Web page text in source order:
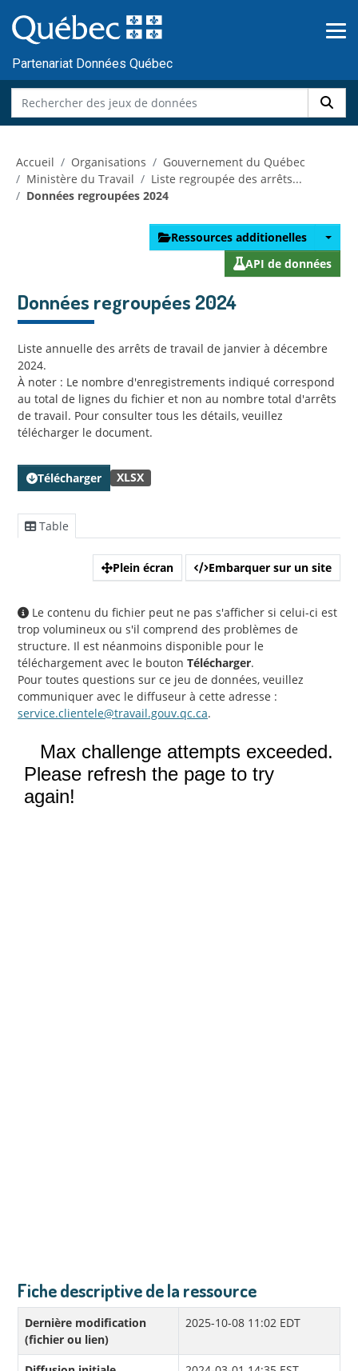
au
contenu
Partenariat Données Québec
Accueil Organisations
Gouvernement du Québec
Ministère du Travail
Liste regroupée des arrêts...
Données regroupées 2024
Ressources additionelles
API de données
Données regroupées 2024
Liste annuelle des arrêts de travail de janvier à décembre
2024.
À noter : Le nombre d'enregistrements indiqué correspond
au total de lignes du fichier et non au nombre total d'arrêts
de travail. Pour consulter tous les détails, veuillez
télécharger le document.
Télécharger XLSX
Table
Plein écran Embarquer sur un site
Le contenu du fichier peut ne pas s'afficher si celui-ci est
trop volumineux ou s'il comprend des problèmes de
structure. Il est néanmoins disponible pour le
téléchargement avec le bouton Télécharger.
Pour toutes questions sur ce jeu de données, veuillez
communiquer avec le diffuseur à cette adresse :
service.clientele@travail.gouv.qc.ca.
Fiche descriptive de la ressource
Dernière modification
(fichier ou lien)
2025-10-08 11:02 EDT